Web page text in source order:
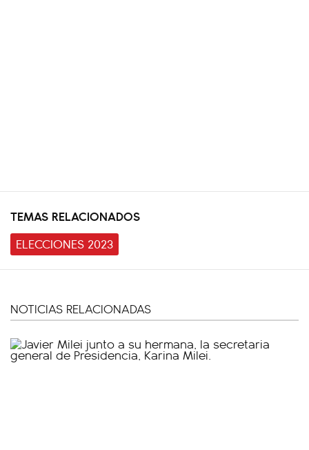
TEMAS RELACIONADOS
ELECCIONES 2023
NOTICIAS RELACIONADAS